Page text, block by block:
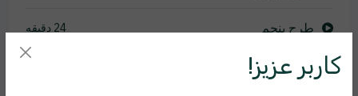
طرح پنجم 24 دقیقه
طرح ششم
کاربر عزیز!